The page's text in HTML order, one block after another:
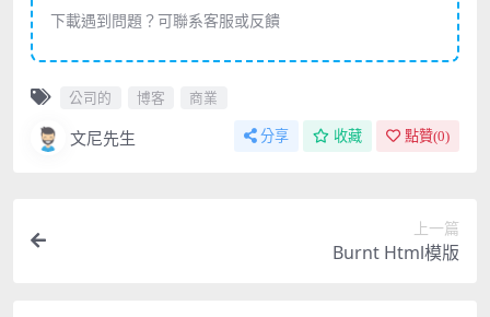
下載遇到問題？可聯系客服或反饋
公司的 博客 商業
文尼先生 分享 收藏 點贊(0)
上一篇
Burnt Html模版